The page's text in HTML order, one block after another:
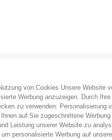
собой информационный
а анкета также
информации,
Однако в принципе в каждом
документов.
von Cookies Unsere Website
Werbung anzuzeigen. Durch
zu verwenden: Personalisierung
auf Sie zugeschnittene
Leistung unserer Website zu
personalisierte Werbung auf